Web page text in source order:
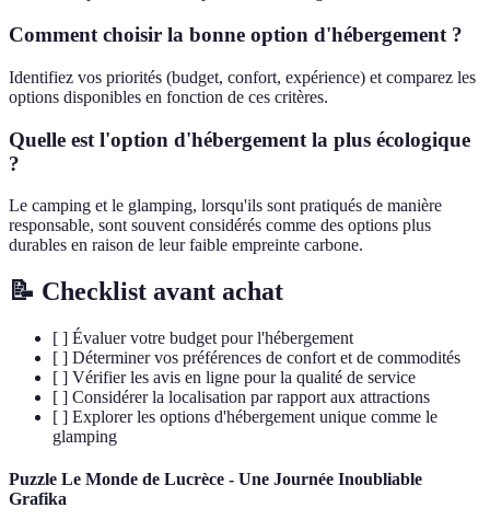
Comment choisir la bonne option d'hébergement ?
Identifiez vos priorités (budget, confort, expérience) et comparez les
options disponibles en fonction de ces critères.
Quelle est l'option d'hébergement la plus écologique
?
Le camping et le glamping, lorsqu'ils sont pratiqués de manière
responsable, sont souvent considérés comme des options plus
durables en raison de leur faible empreinte carbone.
📝 Checklist avant achat
[ ] Évaluer votre budget pour l'hébergement
[ ] Déterminer vos préférences de confort et de commodités
[ ] Vérifier les avis en ligne pour la qualité de service
[ ] Considérer la localisation par rapport aux attractions
[ ] Explorer les options d'hébergement unique comme le
glamping
Puzzle Le Monde de Lucrèce - Une Journée Inoubliable
Grafika